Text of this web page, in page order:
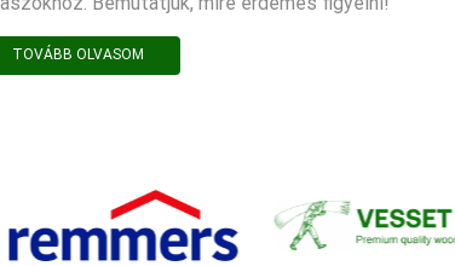
TOVÁBB OLVASOM